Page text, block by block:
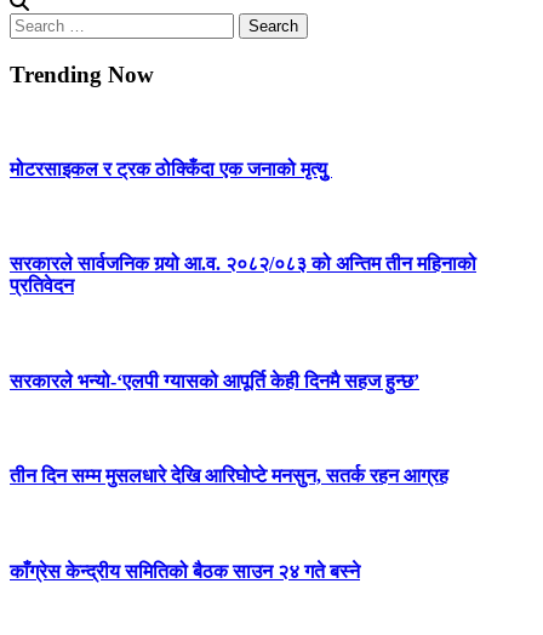
Search
for:
Trending Now
मोटरसाइकल र ट्रक ठोक्किँदा एक जनाको मृत्युु
सरकारले सार्वजनिक गर्‍यो आ.व. २०८२/०८३ को अन्तिम तीन महिनाको
प्रतिवेदन
सरकारले भन्यो-‘एलपी ग्यासको आपूर्ति केही दिनमै सहज हुन्छ’
तीन दिन सम्म मुसलधारे देखि आरिघोप्टे मनसुन, सतर्क रहन आग्रह
काँग्रेस केन्द्रीय समितिको बैठक साउन २४ गते बस्ने